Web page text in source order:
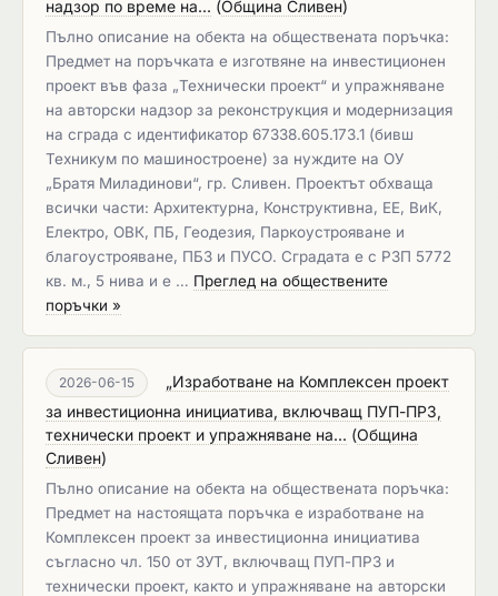
надзор по време на... (Община Сливен)
Пълно описание на обекта на обществената поръчка:
Предмет на поръчката е изготвяне на инвестиционен
проект във фаза „Технически проект“ и упражняване
на авторски надзор за реконструкция и модернизация
на сграда с идентификатор 67338.605.173.1 (бивш
Техникум по машиностроене) за нуждите на ОУ
„Братя Миладинови“, гр. Сливен. Проектът обхваща
всички части: Архитектурна, Конструктивна, ЕЕ, ВиК,
Електро, ОВК, ПБ, Геодезия, Паркоустрояване и
благоустрояване, ПБЗ и ПУСО. Сградата е с РЗП 5772
кв. м., 5 нива и е … Преглед на обществените
поръчки »
2026-06-15
„Изработване на Комплексен проект
за инвестиционна инициатива, включващ ПУП-ПРЗ,
технически проект и упражняване на... (Община
Сливен)
Пълно описание на обекта на обществената поръчка:
Предмет на настоящата поръчка е изработване на
Комплексен проект за инвестиционна инициатива
съгласно чл. 150 от ЗУТ, включващ ПУП-ПРЗ и
технически проект, както и упражняване на авторски